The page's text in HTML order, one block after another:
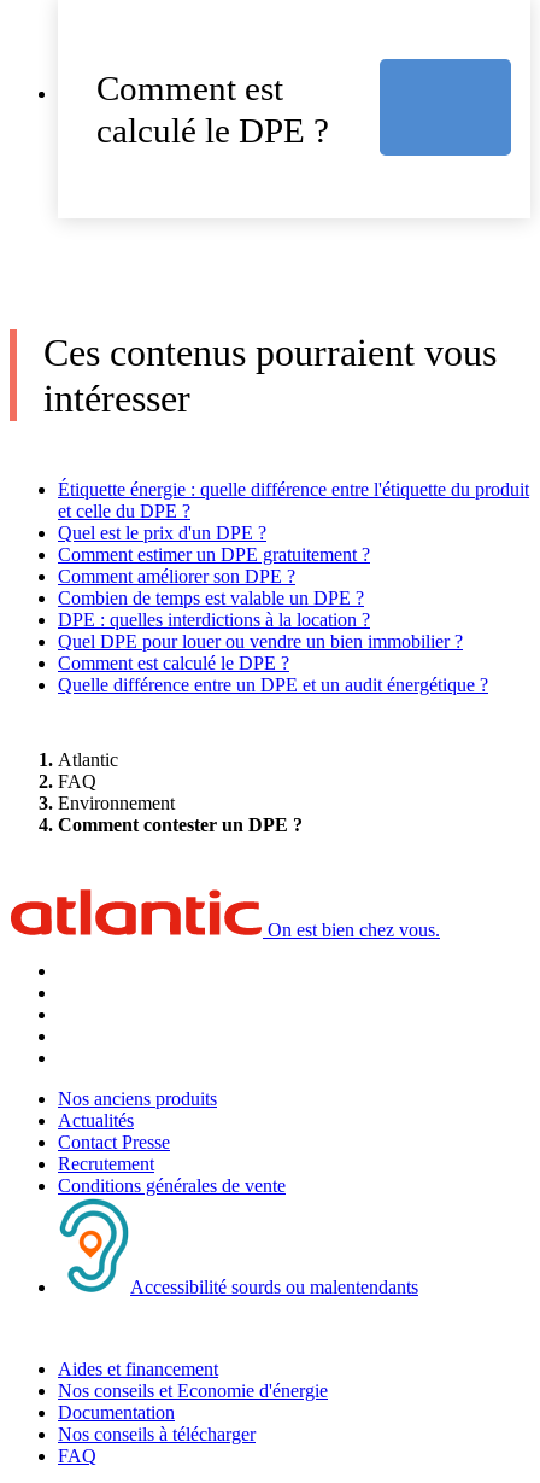
Comment est
calculé le DPE ?
Ces contenus pourraient vous
intéresser
Étiquette énergie : quelle différence entre l'étiquette du produit
et celle du DPE ?
Quel est le prix d'un DPE ?
Comment estimer un DPE gratuitement ?
Comment améliorer son DPE ?
Combien de temps est valable un DPE ?
DPE : quelles interdictions à la location ?
Quel DPE pour louer ou vendre un bien immobilier ?
Comment est calculé le DPE ?
Quelle différence entre un DPE et un audit énergétique ?
Atlantic
FAQ
Environnement
Comment contester un DPE ?
On est bien chez vous.
Nos anciens produits
Actualités
Contact Presse
Recrutement
Conditions générales de vente
Accessibilité sourds ou malentendants
Aides et financement
Nos conseils et Economie d'énergie
Documentation
Nos conseils à télécharger
FAQ